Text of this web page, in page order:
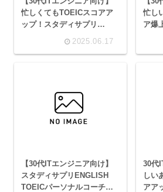
忙しくてもTOEICスコアア
ップ！スタディサプリ
2025.06.17
忙し
ア爆
【30代ITエンジニア向け】
スタディサプリENGLISH
TOEICパーソナルコーチプ
30代
しい
アア